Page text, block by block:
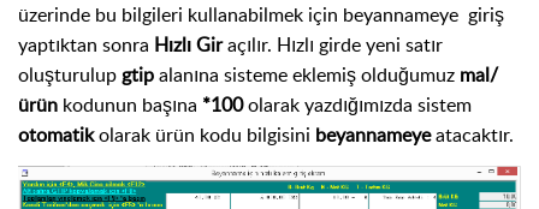
üzerinde bu bilgileri kullanabilmek için beyannameye giriş
yaptıktan sonra Hızlı Giraçılır. Hızlı girde yeni satır
oluşturulupgtipalanına sisteme eklemiş olduğumuz mal/
ürün kodunun başına *100olarak yazdığımızda sistem
otomatikolarak ürün kodu bilgisini beyannameyeatacaktır.